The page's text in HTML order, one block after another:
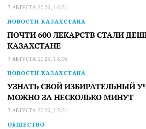
7 АВГУСТА 2026, 16:51
НОВОСТИ КАЗАХСТАНА
ПОЧТИ 600 ЛЕКАРСТВ СТАЛИ
КАЗАХСТАНЕ
7 АВГУСТА 2026, 16:06
НОВОСТИ КАЗАХСТАНА
УЗНАТЬ СВОЙ ИЗБИРАТЕЛЬНЫЙ
МОЖНО ЗА НЕСКОЛЬКО МИНУТ
7 АВГУСТА 2026, 15:21
ОБЩЕСТВО